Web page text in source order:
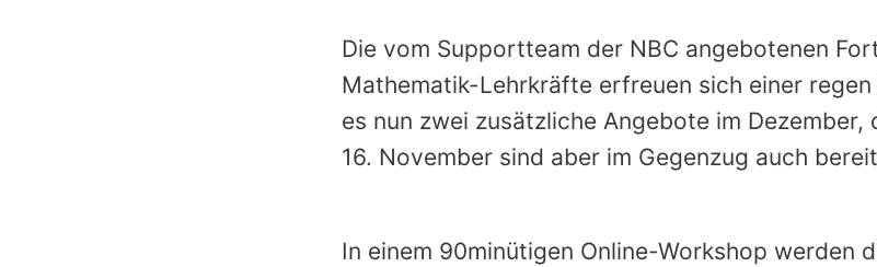
Die vom Supportteam der NBC angebotenen
Mathematik-Lehrkräfte erfreuen sich einer
es nun zwei zusätzliche Angebote im Dezember,
16. November sind aber im Gegenzug auch
In einem 90minütigen Online-Workshop werden